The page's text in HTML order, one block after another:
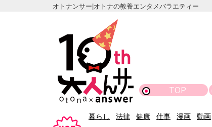
オトナンサー|オトナの教養エンタメバラエティー
TOP
暮らし 法律 健康 仕事 漫画 動画